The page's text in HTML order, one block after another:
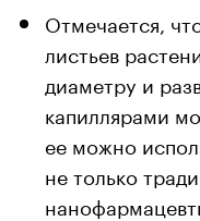
Отмечается,
листьев
диаметру и
капиллярами
ее можно
не только